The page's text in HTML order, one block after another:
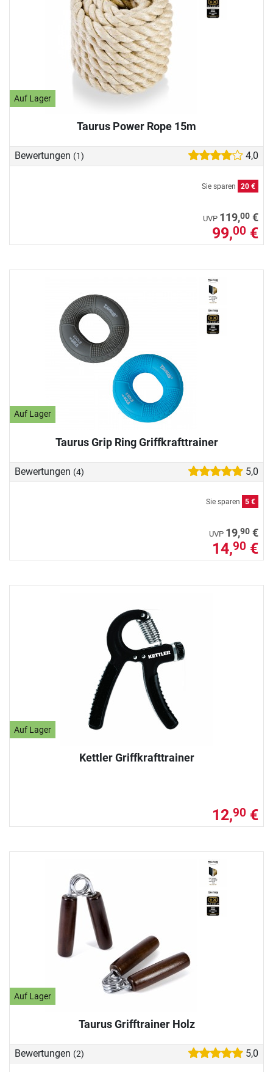
Auf Lager
Taurus Power Rope 15m
Bewertungen (1) 4,0
Sie sparen 20 €
UVP 119,00 €
99,00 €
Auf Lager
Taurus Grip Ring Griffkrafttrainer
Bewertungen (4) 5,0
Sie sparen 5 €
UVP 19,90 €
14,90 €
Auf Lager
Kettler Griffkrafttrainer
12,90 €
Auf Lager
Taurus Grifftrainer Holz
Bewertungen (2) 5,0